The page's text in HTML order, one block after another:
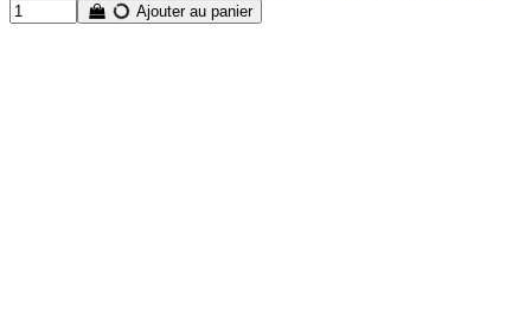
Ajouter au panier